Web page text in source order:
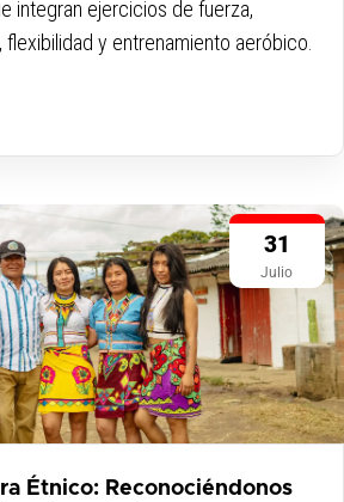
integran ejercicios de fuerza,
y entrenamiento aeróbico.
31
Julio
Étnico: Reconociéndonos